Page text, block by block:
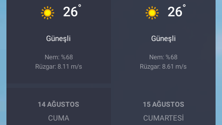
26°
Güneşli
Nem: %68
Rüzgar: 8.11 m/s
26°
Güneşli
Nem: %68
Rüzgar: 8.61 m/s
14 AĞUSTOS
CUMA
15 AĞUSTOS
CUMARTESI